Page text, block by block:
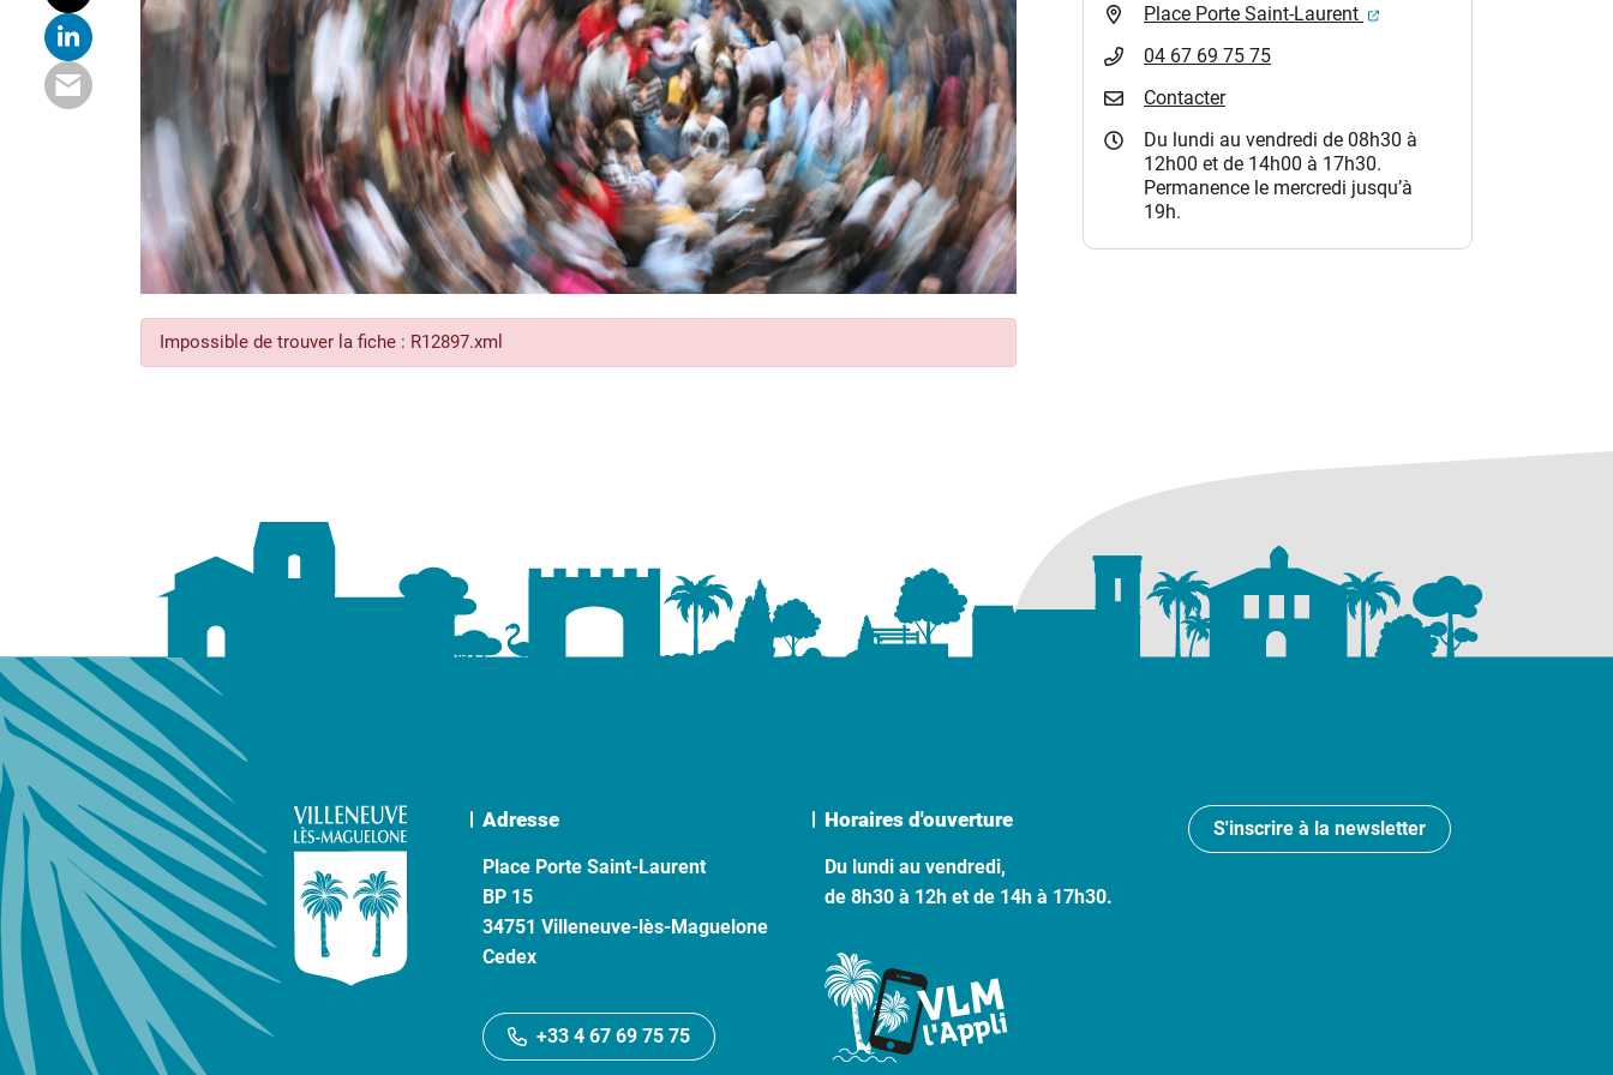
Impossible de trouver la fiche : R12897.xml
Place Porte Saint-Laurent
(ouverture dans un nouvel
04 67 69 75 75
Contacter
Du lundi au vendredi de 08h30 à
12h00 et de 14h00 à 17h30.
Permanence le mercredi jusqu’à
19h.
Adresse
Place Porte Saint-Laurent
BP 15
34751 Villeneuve-lès-Maguelone
Cedex
+33 4 67 69 75 75
Horaires d'ouverture
Du lundi au vendredi,
de 8h30 à 12h et de 14h à 17h30.
S'inscrire à la newsletter